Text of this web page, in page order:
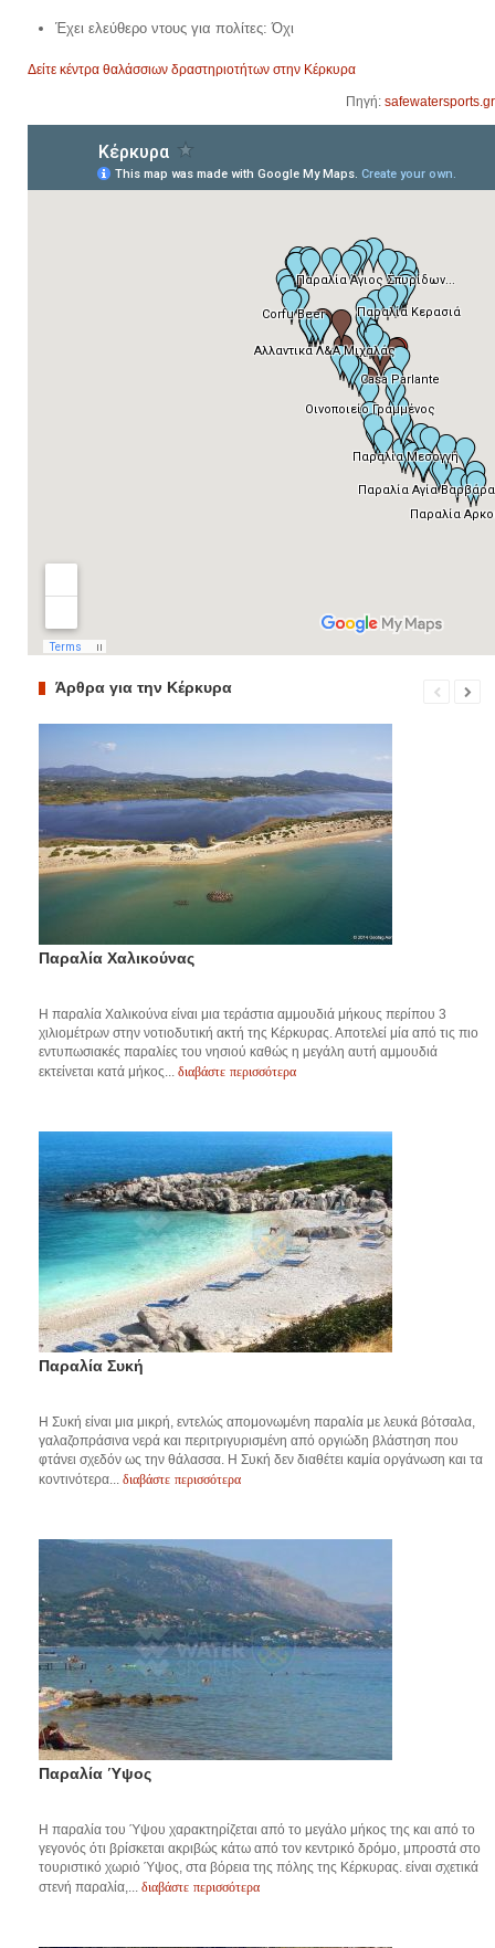
Έχει ελεύθερο ντους για πολίτες: Όχι
Δείτε κέντρα θαλάσσιων δραστηριοτήτων στην Κέρκυρα
Πηγή: safewatersports.gr
Άρθρα για την Κέρκυρα
Παραλία Χαλικούνας
Η παραλία Χαλικούνα είναι μια τεράστια αμμουδιά μήκους περίπου 3
χιλιομέτρων στην νοτιοδυτική ακτή της Κέρκυρας. Αποτελεί μία από τις πιο
εντυπωσιακές παραλίες του νησιού καθώς η μεγάλη αυτή αμμουδιά
εκτείνεται κατά μήκος... διαβάστε περισσότερα
Παραλία Συκή
Η Συκή είναι μια μικρή, εντελώς απομονωμένη παραλία με λευκά βότσαλα,
γαλαζοπράσινα νερά και περιτριγυρισμένη από οργιώδη βλάστηση που
φτάνει σχεδόν ως την θάλασσα. Η Συκή δεν διαθέτει καμία οργάνωση και τα
κοντινότερα... διαβάστε περισσότερα
Παραλία Ύψος
Η παραλία του Ύψου χαρακτηρίζεται από το μεγάλο μήκος της και από το
γεγονός ότι βρίσκεται ακριβώς κάτω από τον κεντρικό δρόμο, μπροστά στο
τουριστικό χωριό Ύψος, στα βόρεια της πόλης της Κέρκυρας. είναι σχετικά
στενή παραλία,... διαβάστε περισσότερα